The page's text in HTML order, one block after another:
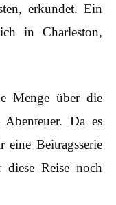
erkundet. Ein
in Charleston,
Menge über die
Da es
Beitragsserie
Reise noch